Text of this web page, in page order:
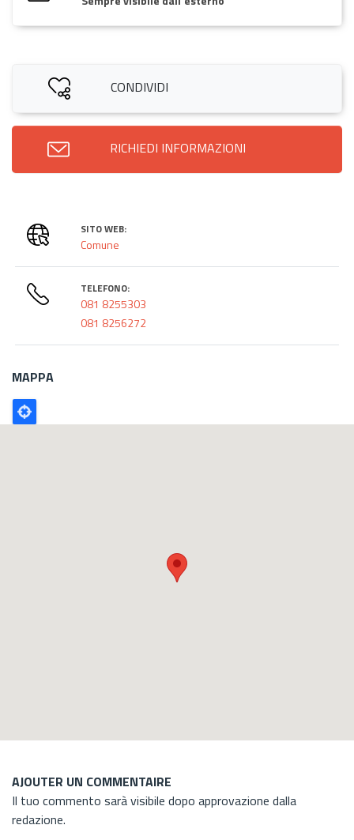
CONDIVIDI
RICHIEDI INFORMAZIONI
SITO WEB:
Comune
TELEFONO:
081 8255303
081 8256272
MAPPA
Poligono
GEO
AJOUTER UN COMMENTAIRE
Il tuo commento sarà visibile dopo approvazione dalla
redazione.